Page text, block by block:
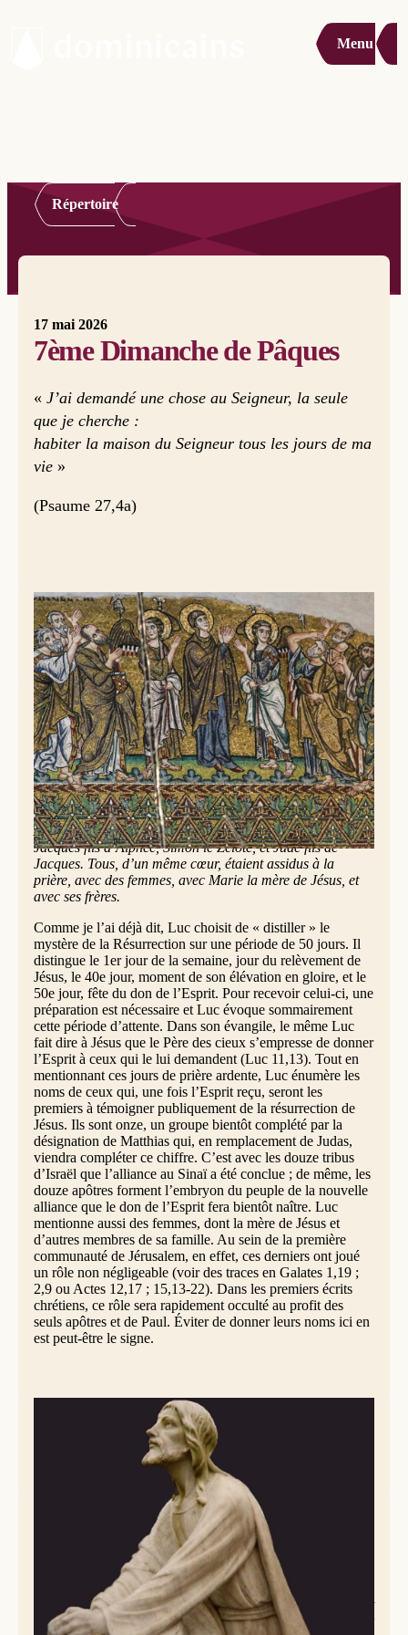
Menu
Répertoire
17 mai 2026
7ème Dimanche de Pâques
« J’ai demandé une chose au Seigneur, la seule
que je cherche :
habiter la maison du Seigneur tous les jours de ma
vie »
(Psaume 27,4a)
Mosaïque du 12ème siècle, Basilique de la Nativité, Bethléem © Lawrence
Lew, OP
Attente priante (Actes 1,12-14)
Les Apôtres, après avoir vu Jésus s’en aller vers le ciel,
retournèrent à Jérusalem depuis le lieu-dit « mont des
Oliviers » qui en est proche, – la distance de marche ne
dépasse pas ce qui est permis le jour du sabbat. À leur
arrivée, ils montèrent dans la chambre haute où ils se
tenaient habituellement. C’était Pierre, Jean, Jacques et
André, Philippe et Thomas, Barthélemy et Matthieu,
Jacques fils d’Alphée, Simon le Zélote, et Jude fils de
Jacques. Tous, d’un même cœur, étaient assidus à la
prière, avec des femmes, avec Marie la mère de Jésus, et
avec ses frères.
Comme je l’ai déjà dit, Luc choisit de « distiller » le
mystère de la Résurrection sur une période de 50 jours. Il
distingue le 1er jour de la semaine, jour du relèvement de
Jésus, le 40e jour, moment de son élévation en gloire, et le
50e jour, fête du don de l’Esprit. Pour recevoir celui-ci, une
préparation est nécessaire et Luc évoque sommairement
cette période d’attente. Dans son évangile, le même Luc
fait dire à Jésus que le Père des cieux s’empresse de donner
l’Esprit à ceux qui le lui demandent (Luc 11,13). Tout en
mentionnant ces jours de prière ardente, Luc énumère les
noms de ceux qui, une fois l’Esprit reçu, seront les
premiers à témoigner publiquement de la résurrection de
Jésus. Ils sont onze, un groupe bientôt complété par la
désignation de Matthias qui, en remplacement de Judas,
viendra compléter ce chiffre. C’est avec les douze tribus
d’Israël que l’alliance au Sinaï a été conclue ; de même, les
douze apôtres forment l’embryon du peuple de la nouvelle
alliance que le don de l’Esprit fera bientôt naître. Luc
mentionne aussi des femmes, dont la mère de Jésus et
d’autres membres de sa famille. Au sein de la première
communauté de Jérusalem, en effet, ces derniers ont joué
un rôle non négligeable (voir des traces en Galates 1,19 ;
2,9 ou Actes 12,17 ; 15,13-22). Dans les premiers écrits
chrétiens, ce rôle sera rapidement occulté au profit des
seuls apôtres et de Paul. Éviter de donner leurs noms ici en
est peut-être le signe.
Jésus-Christ en prière, cimetière de Consolatta, Lake Charles, (Louisiane,
USA) | Conniemod, CC BY-SA 3.0, via Wikimedia Commons
Jésus prie (Jean 17,1b-11a)
Jésus leva les yeux au ciel et dit : « Père, l’heure est venue.
Glorifie ton Fils afin que le Fils te glorifie. Ainsi, comme tu
lui as donné pouvoir sur tout être de chair, il donnera la vie
éternelle à tous ceux que tu lui as donnés. Or, la vie
éternelle, c’est qu’ils te connaissent, toi le seul vrai Dieu, et
celui que tu as envoyé, Jésus Christ. Moi, je t’ai glorifié sur